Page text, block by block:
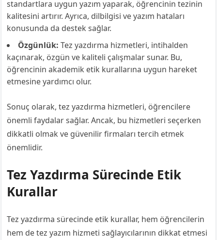
standartlara uygun yazım yaparak, öğrencinin tezinin
kalitesini artırır. Ayrıca, dilbilgisi ve yazım hataları
konusunda da destek sağlar.
Özgünlük: Tez yazdırma hizmetleri, intihalden
kaçınarak, özgün ve kaliteli çalışmalar sunar. Bu,
öğrencinin akademik etik kurallarına uygun hareket
etmesine yardımcı olur.
Sonuç olarak, tez yazdırma hizmetleri, öğrencilere
önemli faydalar sağlar. Ancak, bu hizmetleri seçerken
dikkatli olmak ve güvenilir firmaları tercih etmek
önemlidir.
Tez Yazdırma Sürecinde Etik
Kurallar
Tez yazdırma sürecinde etik kurallar, hem öğrencilerin
hem de tez yazım hizmeti sağlayıcılarının dikkat etmesi